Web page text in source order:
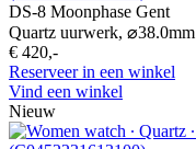
DS-8 Moonphase Gent
Quartz uurwerk, ⌀38.0mm
€ 420,-
Reserveer in een winkel
Vind een winkel
Nieuw